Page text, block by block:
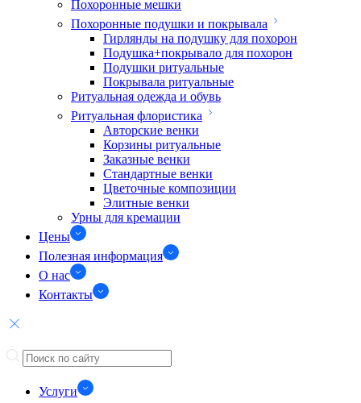
Похоронные мешки
Похоронные подушки и покрывала
Гирлянды на подушку для похорон
Подушка+покрывало для похорон
Подушки ритуальные
Покрывала ритуальные
Ритуальная одежда и обувь
Ритуальная флористика
Авторские венки
Корзины ритуальные
Заказные венки
Стандартные венки
Цветочные композиции
Элитные венки
Урны для кремации
Цены
Полезная информация
О нас
Контакты
Услуги